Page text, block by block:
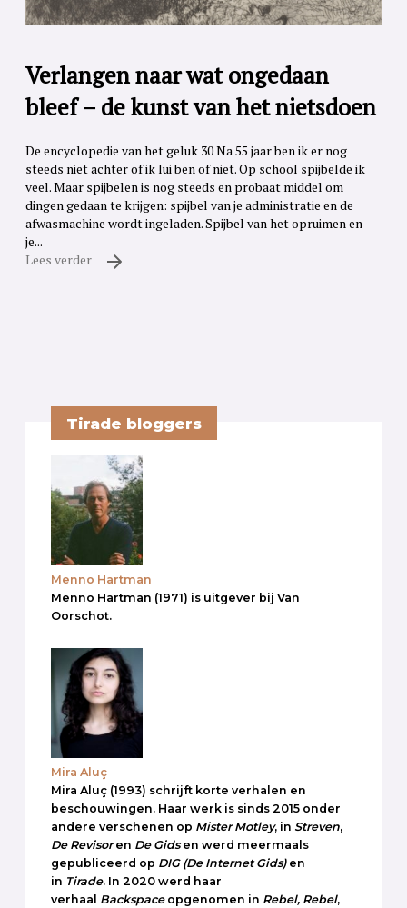
Verlangen naar wat ongedaan
bleef – de kunst van het nietsdoen
De encyclopedie van het geluk 30 Na 55 jaar ben ik er nog
steeds niet achter of ik lui ben of niet. Op school spijbelde ik
veel. Maar spijbelen is nog steeds en probaat middel om
dingen gedaan te krijgen: spijbel van je administratie en de
afwasmachine wordt ingeladen. Spijbel van het opruimen en
je...
Lees verder
Tirade bloggers
Menno Hartman
Menno Hartman (1971) is uitgever bij Van
Oorschot.
Mira Aluç
Mira Aluç (1993) schrijft korte verhalen en
beschouwingen. Haar werk is sinds 2015 onder
andere verschenen op Mister Motley, in Streven,
De Revisoren De Gidsen werd meermaals
gepubliceerd op DIG (De Internet Gids)en
in Tirade. In 2020 werd haar
verhaal Backspaceopgenomen in Rebel, Rebel,